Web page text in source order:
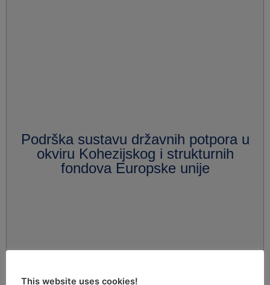
Podrška sustavu državnih potpora u
okviru Kohezijskog i strukturnih
fondova Europske unije
This website uses cookies!